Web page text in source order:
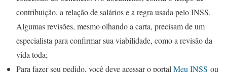
contribuição, a relação de salários e a regra usada pelo INSS.
Algumas revisões, mesmo olhando a carta, precisam de um
especialista para confirmar sua viabilidade, como a revisão da
vida toda;
Para fazer seu pedido, você deve acessar o portal Meu INSS ou